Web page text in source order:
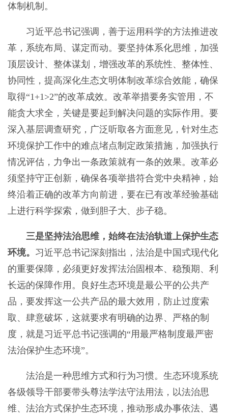
体制机制。
习近平总书记强调，善于运用科学的方法推进改
革，系统布局、谋定而动。要坚持体系化思维，加强
顶层设计、整体谋划，增强改革的系统性、整体性、
协同性，提高深化生态文明体制改革综合效能，确保
取得“1+1>2”的改革成效。改革举措要务实管用，不
能贪大求全，关键是要起到解决问题的实际作用。要
深入基层调查研究，广泛听取各方面意见，针对生态
环境保护工作中的难点堵点制定政策措施，加强执行
情况评估，力争出一条政策就有一条的效果。改革必
须坚持守正创新，确保各项举措符合党中央精神，始
终沿着正确的改革方向前进，要在已有改革经验基础
上进行科学探索，做到胆子大、步子稳。
三是坚持法治思维，始终在法治轨道上保护生态
环境。 习近平总书记深刻指出，法治是中国式现代化
的重要保障，必须更好发挥法治固根本、稳预期、利
长远的保障作用。良好生态环境是最公平的公共产
品，要发挥这一公共产品的最大效用，防止过度索
取、肆意破坏，这就要求有明确的边界、严格的制
度，就是习近平总书记强调的“用最严格制度最严密
法治保护生态环境”。
法治是一种思维方式和行为习惯。生态环境系统
各级领导干部要带头尊法学法守法用法，以法治思
维、法治方式保护生态环境，推动形成办事依法、遇